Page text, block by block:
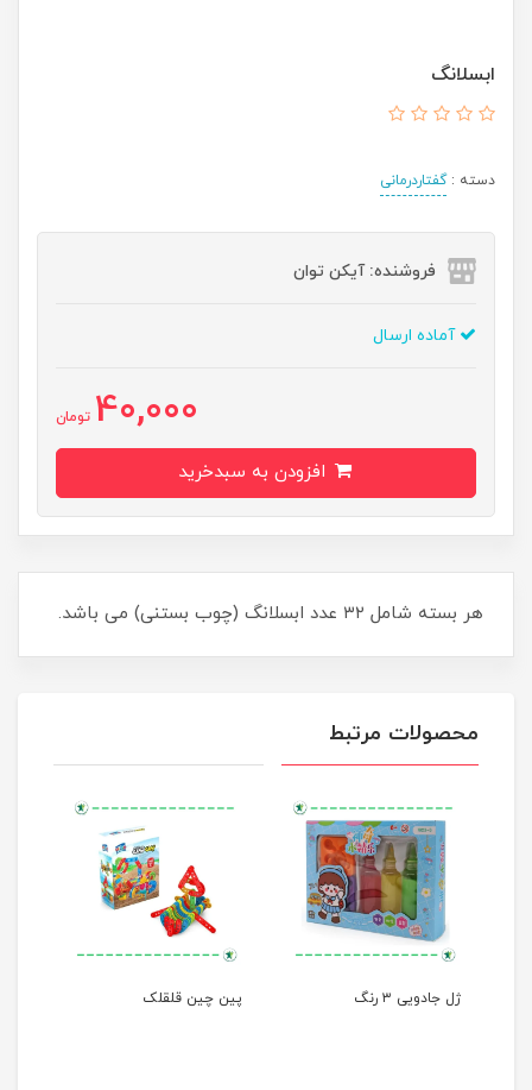
ابسلانگ
دسته :گفتاردرمانی
فروشنده: آیکن توان
آماده ارسال
40,000 تومان
​​​​هر بسته شامل ۳۲ عدد ابسلانگ (چوب بستنی) می باشد.
محصولات مرتبط
ژل جادویی ۳ رنگ پین چین قلقلک